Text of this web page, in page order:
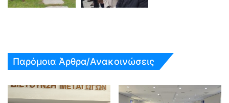
Παρόμοια Άρθρα/Ανακοινώσεις